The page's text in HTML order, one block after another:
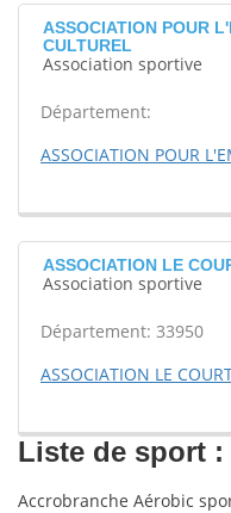
ASSOCIATION POUR
CULTUREL
Association sportive
Département:
ASSOCIATION POUR
ASSOCIATION LE
Association sportive
Département: 33950
ASSOCIATION LE
Liste de sport :
Accrobranche Aérobic